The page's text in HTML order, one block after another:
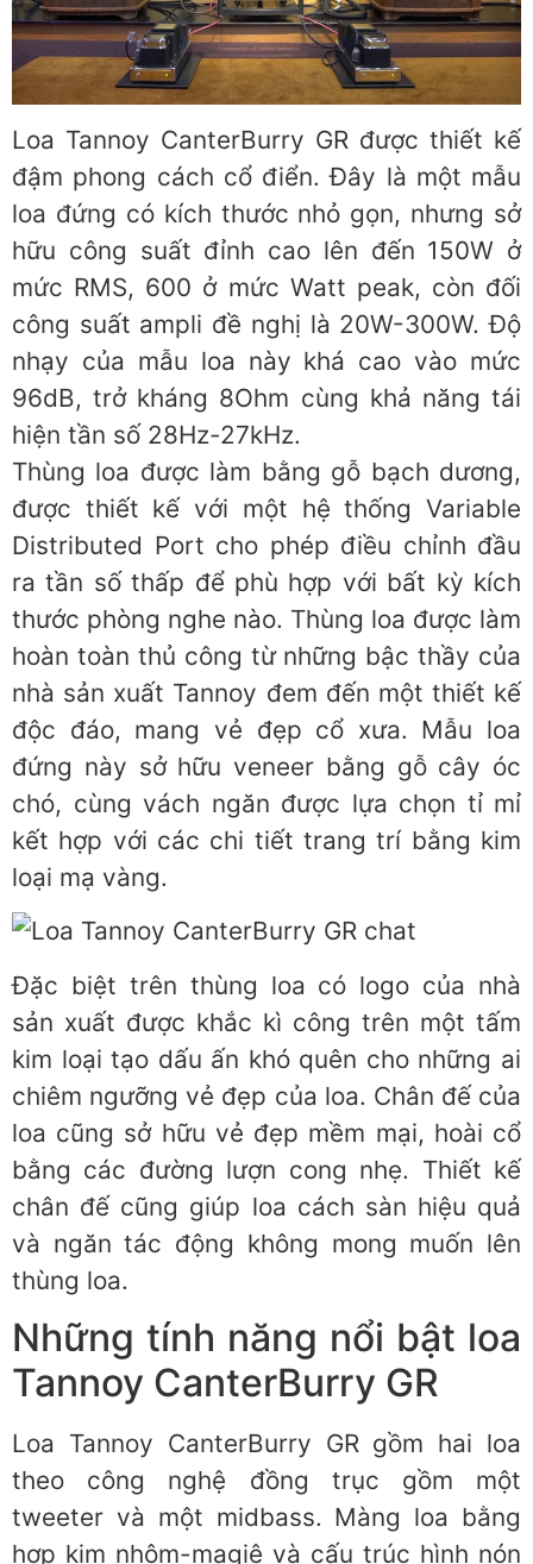
Loa Tannoy CanterBurry GR được thiết kế
đậm phong cách cổ điển. Đây là một mẫu
loa đứng có kích thước nhỏ gọn, nhưng sở
hữu công suất đỉnh cao lên đến 150W ở
mức RMS, 600 ở mức Watt peak, còn đối
công suất ampli đề nghị là 20W-300W. Độ
nhạy của mẫu loa này khá cao vào mức
96dB, trở kháng 8Ohm cùng khả năng tái
hiện tần số 28Hz-27kHz.
Thùng loa được làm bằng gỗ bạch dương,
được thiết kế với một hệ thống Variable
Distributed Port cho phép điều chỉnh đầu
ra tần số thấp để phù hợp với bất kỳ kích
thước phòng nghe nào. Thùng loa được làm
hoàn toàn thủ công từ những bậc thầy của
nhà sản xuất Tannoy đem đến một thiết kế
độc đáo, mang vẻ đẹp cổ xưa. Mẫu loa
đứng này sở hữu veneer bằng gỗ cây óc
chó, cùng vách ngăn được lựa chọn tỉ mỉ
kết hợp với các chi tiết trang trí bằng kim
loại mạ vàng.
Đặc biệt trên thùng loa có logo của nhà
sản xuất được khắc kì công trên một tấm
kim loại tạo dấu ấn khó quên cho những ai
chiêm ngưỡng vẻ đẹp của loa. Chân đế của
loa cũng sở hữu vẻ đẹp mềm mại, hoài cổ
bằng các đường lượn cong nhẹ. Thiết kế
chân đế cũng giúp loa cách sàn hiệu quả
và ngăn tác động không mong muốn lên
thùng loa.
Những tính năng nổi bật loa
Tannoy CanterBurry GR
Loa Tannoy CanterBurry GR gồm hai loa
theo công nghệ đồng trục gồm một
tweeter và một midbass. Màng loa bằng
hợp kim nhôm-magiê và cấu trúc hình nón